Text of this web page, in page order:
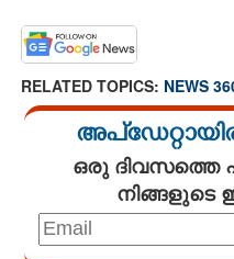
RELATED TOPICS: NEWS
ഒരു ദിവസത്തെ